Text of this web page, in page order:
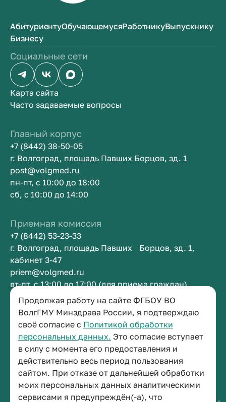
Продолжая работу на сайте ФГБОУ ВО
ВолгГМУ Минздрава России, я подтверждаю
своё согласие с Политикой обработки
персональных данных. Это согласие вступает
в силу с момента его предоставления и
действительно весь период пользования
сайтом. При отказе от дальнейшей обработки
моих персональных данных аналитическими
сервисами я предупреждён(-а), что
АбитуриентуОбучающемусяРаботникуВыпускнику
Бизнесу
Социальные сети
Карта сайта
Часто задаваемые вопросы
Главный корпус
+7 (8442) 38-50-05
г. Волгоград, площадь Павших Борцов, зд. 1
post@volgmed.ru
пн-пт, с 10:00 до 18:00
сб, с 10:00 до 14:00
Приемная комиссия
+7 (8442) 53-23-33
г. Волгоград, площадь Павших Борцов, зд. 1,
кабинет 3-47
priem@volgmed.ru
вт-пт, с 13:00 до 17:00 (для приема граждан)
Приемная ректора
+7 (8442) 38-50-05
г. Волгоград, площадь Павших Борцов, зд. 1,
кабинет 3-11
post@volgmed.ru
пн-пт, с 08.30 до 17.00 (перерыв с 12.30 до 13.00)